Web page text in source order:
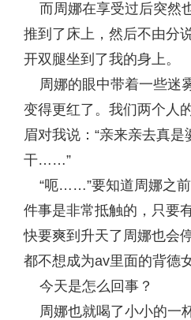
而周娜在享受过后突然
推到了床上，然后不由分
开双腿坐到了我的身上。
周娜的眼中带着一些迷
变得更红了。我们两个人
眉对我说：“亲来亲去真
干……”
“呃……”要知道周娜之前
件事是非常抵触的，只要
快要爽到升天了周娜也会
都不想成为av里面的背德
今天是怎么回事？
周娜也就喝了小小的一